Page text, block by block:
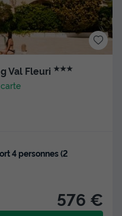
Val Fleuri ★★★
4 personnes (2
576 €